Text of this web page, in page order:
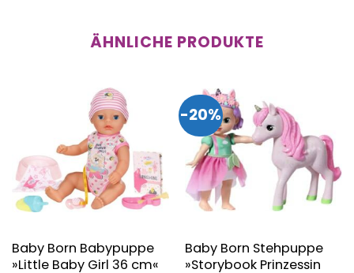
ÄHNLICHE PRODUKTE
Baby Born Babypuppe
»Little Baby Girl 36 cm«
-20%
Baby Born Stehpuppe
»Storybook Prinzessin